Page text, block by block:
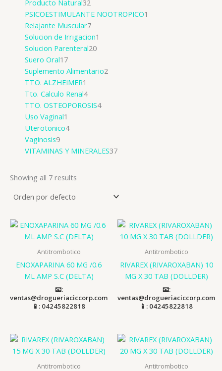
Producto Natural 32
PSICOESTIMULANTE NOOTROPICO1
Relajante Muscular7
Solucion de Irrigacion1
Solucion Parenteral20
Suero Oral17
Suplemento Alimentario2
TTO. ALZHEIMER1
Tto. Calculo Renal4
TTO. OSTEOPOROSIS4
Uso Vaginal1
Uterotonico4
Vaginosis9
VITAMINAS Y MINERALES37
Showing all 7 results
Antitrombotico
ENOXAPARINA 60 MG /0.6
ML AMP S.C (DELTA)
📧:
ventas@drogueriaciccorp.com
📱: 04245822818
Antitrombotico
RIVAREX (RIVAROXABAN) 10
MG X 30 TAB (DOLLDER)
📧:
ventas@drogueriaciccorp.com
📱: 04245822818
Antitrombotico Antitrombotico